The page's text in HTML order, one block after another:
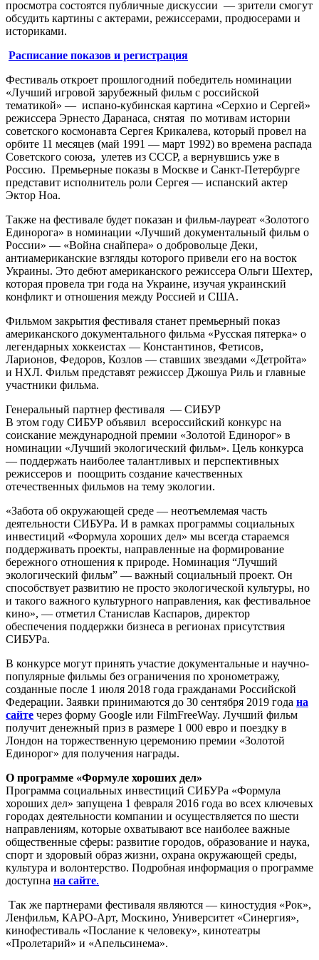
просмотра состоятся публичные дискуссии — зрители смогут
обсудить картины с актерами, режиссерами, продюсерами и
историками.
Расписание показов и регистрация
Фестиваль откроет прошлогодний победитель номинации
«Лучший игровой зарубежный фильм с российской
тематикой» — испано-кубинская картина «Серхио и Сергей»
режиссера Эрнесто Даранаса, снятая по мотивам истории
советского космонавта Сергея Крикалева, который провел на
орбите 11 месяцев (май 1991 — март 1992) во времена распада
Советского союза, улетев из СССР, а вернувшись уже в
Россию. Премьерные показы в Москве и Санкт-Петербурге
представит исполнитель роли Сергея — испанский актер
Эктор Ноа.
Также на фестивале будет показан и фильм-лауреат «Золотого
Единорога» в номинации «Лучший документальный фильм о
России» — «Война снайпера» о добровольце Деки,
антиамериканские взгляды которого привели его на восток
Украины. Это дебют американского режиссера Ольги Шехтер,
которая провела три года на Украине, изучая украинский
конфликт и отношения между Россией и США.
Фильмом закрытия фестиваля станет премьерный показ
американского документального фильма «Русская пятерка» о
легендарных хоккеистах — Константинов, Фетисов,
Ларионов, Федоров, Козлов — ставших звездами «Детройта»
и НХЛ. Фильм представят режиссер Джошуа Риль и главные
участники фильма.
Генеральный партнер фестиваля — СИБУР
В этом году СИБУР объявил всероссийский конкурс на
соискание международной премии «Золотой Единорог» в
номинации «Лучший экологический фильм». Цель конкурса
— поддержать наиболее талантливых и перспективных
режиссеров и поощрить создание качественных
отечественных фильмов на тему экологии.
«Забота об окружающей среде — неотъемлемая часть
деятельности СИБУРа. И в рамках программы социальных
инвестиций «Формула хороших дел» мы всегда стараемся
поддерживать проекты, направленные на формирование
бережного отношения к природе. Номинация “Лучший
экологический фильм” — важный социальный проект. Он
способствует развитию не просто экологической культуры, но
и такого важного культурного направления, как фестивальное
кино», — отметил Станислав Каспаров, директор
обеспечения поддержки бизнеса в регионах присутствия
СИБУРа.
В конкурсе могут принять участие документальные и научно-
популярные фильмы без ограничения по хронометражу,
созданные после 1 июля 2018 года гражданами Российской
Федерации. Заявки принимаются до 30 сентября 2019 года на
сайте через форму Google или FilmFreeWay. Лучший фильм
получит денежный приз в размере 1 000 евро и поездку в
Лондон на торжественную церемонию премии «Золотой
Единорог» для получения награды.
О программе «Формуле хороших дел»
Программа социальных инвестиций СИБУРа «Формула
хороших дел» запущена 1 февраля 2016 года во всех ключевых
городах деятельности компании и осуществляется по шести
направлениям, которые охватывают все наиболее важные
общественные сферы: развитие городов, образование и наука,
спорт и здоровый образ жизни, охрана окружающей среды,
культура и волонтерство. Подробная информация о программе
доступна на сайте.
Так же партнерами фестиваля являются — киностудия «Рок»,
Ленфильм, КАРО-Арт, Москино, Университет «Синергия»,
кинофестиваль «Послание к человеку», кинотеатры
«Пролетарий» и «Апельсинема».